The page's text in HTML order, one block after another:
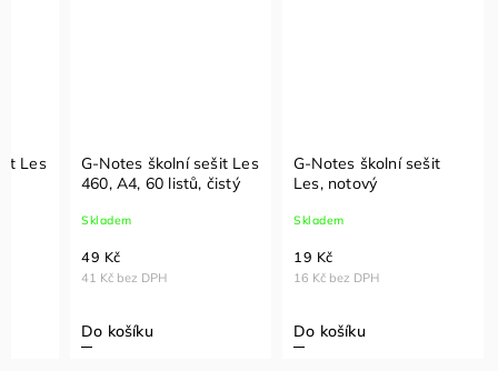
Les
G-Notes školní sešit Les
460, A4, 60 listů, čistý
Skladem
41 Kč bez DPH
49 Kč
Do košíku
G-Notes školní sešit
Les, notový
Skladem
16 Kč bez DPH
19 Kč
Do košíku